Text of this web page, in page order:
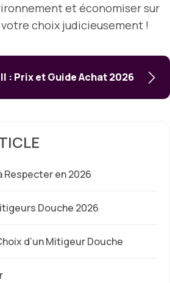
et économiser sur
choix judicieusement !
: Prix et Guide Achat 2026
Respecter en 2026
Douche 2026
d’un Mitigeur Douche